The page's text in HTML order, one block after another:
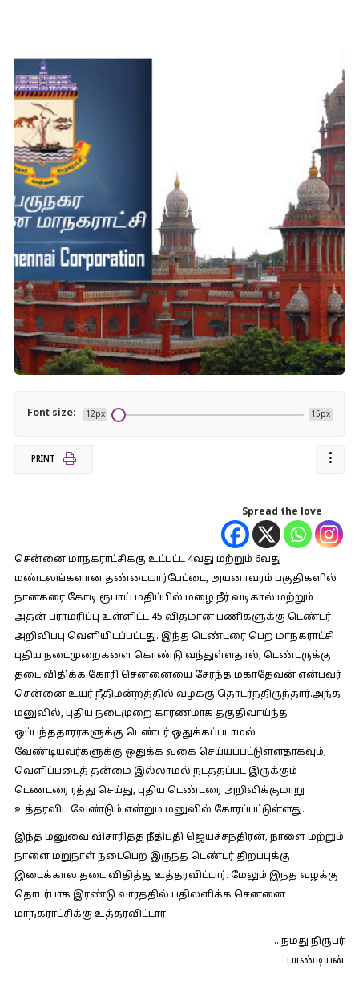
Font size: 12px 15px
PRINT
Spread the love
சென்னை மாநகராட்சிக்கு உட்பட்ட 4வது மற்றும் 6வது
மண்டலங்களான தண்டையார்பேட்டை, அயனாவரம் பகுதிகளில்
நான்கரை கோடி ரூபாய் மதிப்பில் மழை நீர் வடிகால் மற்றும்
அதன் பராமரிப்பு உள்ளிட்ட 45 விதமான பணிகளுக்கு டெண்டர்
அறிவிப்பு வெளியிடப்பட்டது. இந்த டெண்டரை பெற மாநகராட்சி
புதிய நடைமுறைகளை கொண்டு வந்துள்ளதால், டெண்டருக்கு
தடை விதிக்க கோரி சென்னையை சேர்ந்த மகாதேவன் என்பவர்
சென்னை உயர் நீதிமன்றத்தில் வழக்கு தொடர்ந்திருந்தார்.அந்த
மனுவில், புதிய நடைமுறை காரணமாக தகுதிவாய்ந்த
ஒப்பந்ததாரர்களுக்கு டெண்டர் ஒதுக்கப்படாமல்
வேண்டியவர்களுக்கு ஒதுக்க வகை செய்யப்பட்டுள்ளதாகவும்,
வெளிப்படைத் தன்மை இல்லாமல் நடத்தப்பட இருக்கும்
டெண்டரை ரத்து செய்து, புதிய டெண்டரை அறிவிக்குமாறு
உத்தரவிட வேண்டும் என்றும் மனுவில் கோரப்பட்டுள்ளது.
இந்த மனுவை விசாரித்த நீதிபதி ஜெயச்சந்திரன், நாளை மற்றும்
நாளை மறுநாள் நடைபெற இருந்த டெண்டர் திறப்புக்கு
இடைக்கால தடை விதித்து உத்தரவிட்டார். மேலும் இந்த வழக்கு
தொடர்பாக இரண்டு வாரத்தில் பதிலளிக்க சென்னை
மாநகராட்சிக்கு உத்தரவிட்டார்.
…நமது நிருபர்
பாண்டியன்